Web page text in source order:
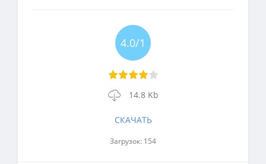
4.0/1
14.8 Kb
СКАЧАТЬ
Загрузок: 154